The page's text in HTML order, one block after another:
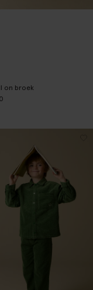
on broek